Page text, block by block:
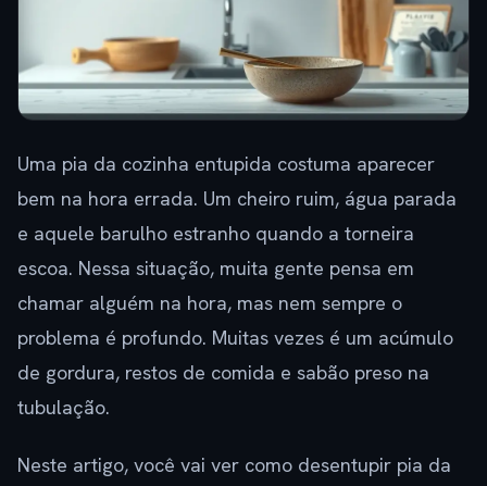
Uma pia da cozinha entupida costuma aparecer
bem na hora errada. Um cheiro ruim, água parada
e aquele barulho estranho quando a torneira
escoa. Nessa situação, muita gente pensa em
chamar alguém na hora, mas nem sempre o
problema é profundo. Muitas vezes é um acúmulo
de gordura, restos de comida e sabão preso na
tubulação.
Neste artigo, você vai ver como desentupir pia da